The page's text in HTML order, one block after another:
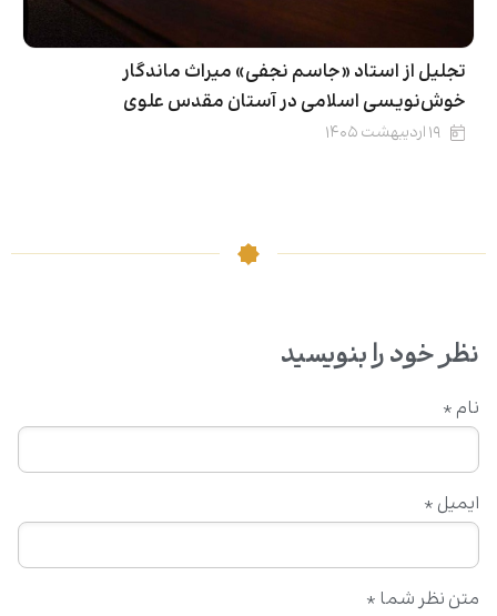
تجلیل از استاد «جاسم نجفی» میراث ماندگار
خوش‌نویسی اسلامی در آستان مقدس علوی
۱۹ اردیبهشت ۱۴۰۵
نظر خود را بنویسید
متن نظر شما *
نام *
ایمیل *